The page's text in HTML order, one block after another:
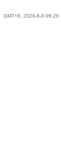
GMT+8, 2026-8-8 06:26